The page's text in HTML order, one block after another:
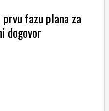
fazu plana za
dogovor